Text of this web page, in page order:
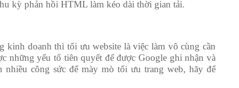
kỳ phản hồi HTML làm kéo dài thời gian tải.
kinh doanh thì tối ưu website là việc làm vô cùng cần
những yếu tố tiên quyết để được Google ghi nhận và
công sức để mày mò tối ưu trang web, hãy để